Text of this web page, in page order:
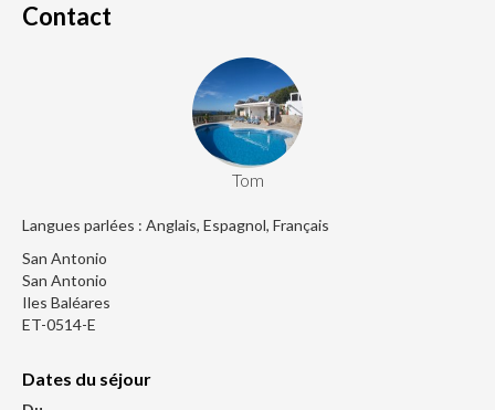
Contact
Tom
Langues parlées : Anglais, Espagnol, Français
San Antonio
San Antonio
Iles Baléares
ET-0514-E
Dates du séjour